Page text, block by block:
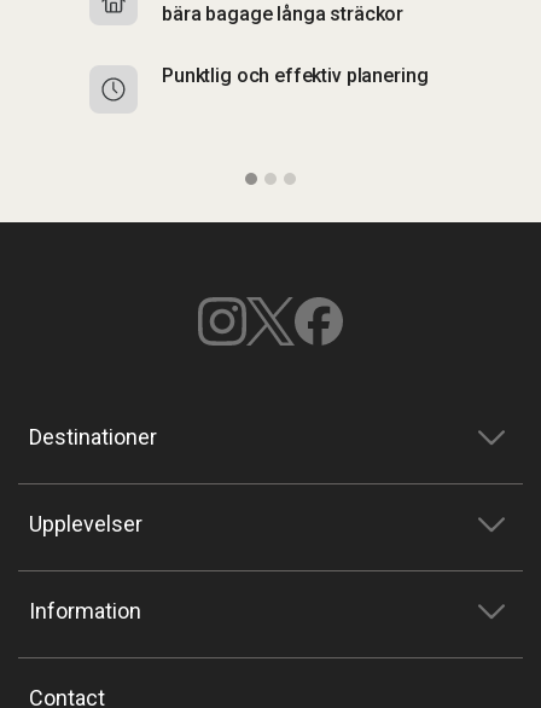
bära bagage långa sträckor
Punktlig och effektiv planering
Destinationer
Upplevelser
Information
Contact